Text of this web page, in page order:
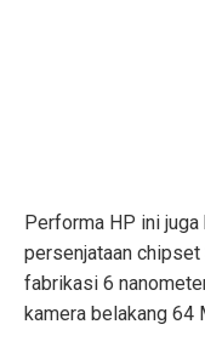
Performa HP ini
persenjataan chipset
fabrikasi 6
kamera belakang 64